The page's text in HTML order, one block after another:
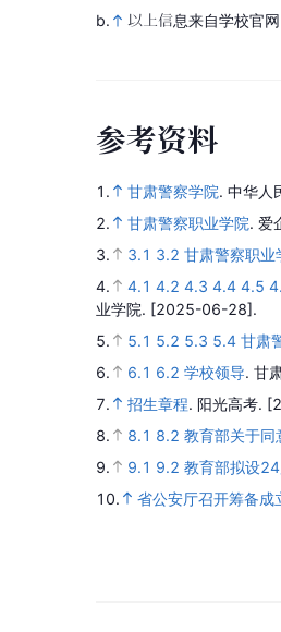
b.
以上信息来自学校官
参考资料
1. 甘肃警察学院. 中华人
2.
甘肃警察职业学院. 爱
3.
3.1 3.2 甘肃警察职
4.
4.1 4.2 4.3 4.4 4.5
业学院. [2025-06-28].
5.
5.1 5.2 5.3 5.4 甘肃
6.
6.1 6.2 学校领导. 甘
7.
招生章程. 阳光高考.
8.
8.1 8.2 教育部关于同
9.
9.1 9.2 教育部拟设
10.
省公安厅召开筹备成